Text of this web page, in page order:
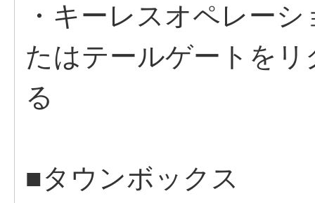
・キーレスオペレー
たはテールゲートを
る
■タウンボックス